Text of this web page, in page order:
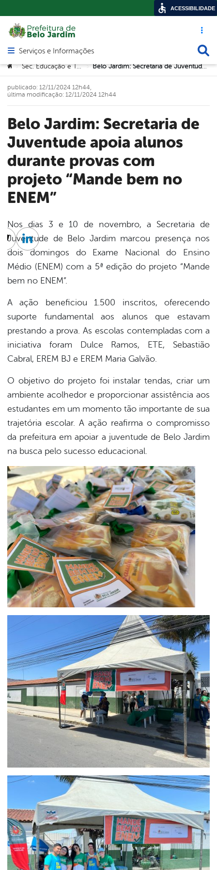
Acesso
Abrir menu principal de navegação
Serviços e Informações
Você está aqui:
> Sec. Educação e Tecnologia > Belo Jardim: Secretaria de Juventude apoia alunos durante provas com projeto “Mande bem no ENEM”
Belo Jardim: Secretaria de
Juventude apoia alunos
durante provas com
projeto “Mande bem no
ENEM”
publicado: 12/11/2024 12h44,
última modificação: 12/11/2024 12h44
Nos dias 3 e 10 de novembro, a Secretaria de
Juventude de Belo Jardim marcou presença nos
dois domingos do Exame Nacional do Ensino
Médio (ENEM) com a 5ª edição do projeto “Mande
bem no ENEM”.
A ação beneficiou 1.500 inscritos, oferecendo
suporte fundamental aos alunos que estavam
prestando a prova. As escolas contempladas com a
iniciativa foram Dulce Ramos, ETE, Sebastião
Cabral, EREM BJ e EREM Maria Galvão.
O objetivo do projeto foi instalar tendas, criar um
ambiente acolhedor e proporcionar assistência aos
estudantes em um momento tão importante de sua
trajetória escolar. A ação reafirma o compromisso
da prefeitura em apoiar a juventude de Belo Jardim
na busca pelo sucesso educacional.
Twitter
Linkedin
ACESSIBILIDADE